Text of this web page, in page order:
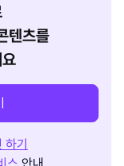
텐츠를
하기
스 안내